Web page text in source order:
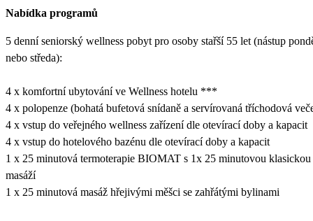
Nabídka programů
5 denní seniorský wellness pobyt pro osoby stařší 55 let (nástup
nebo středa):
4 x komfortní ubytování ve Wellness hotelu ***
4 x polopenze (bohatá bufetová snídaně a servírovaná tříchodová
4 x vstup do veřejného wellness zařízení dle otevírací doby a kapacit
4 x vstup do hotelového bazénu dle otevírací doby a kapacit
1 x 25 minutová termoterapie BIOMAT s 1x 25 minutovou klasickou
masáží
1 x 25 minutová masáž hřejivými měšci se zahřátými bylinami